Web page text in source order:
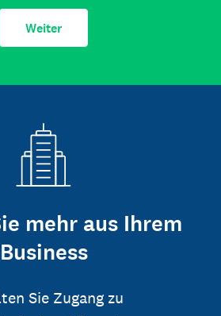
Weiter
mehr aus Ihrem
Business
Sie Zugang zu